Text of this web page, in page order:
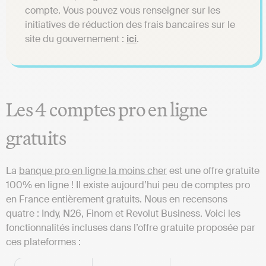
compte. Vous pouvez vous renseigner sur les
initiatives de réduction des frais bancaires sur le
site du gouvernement : ici.
Les 4 comptes pro en ligne
gratuits
La banque pro en ligne la moins cherest une offre gratuite
100% en ligne ! Il existe aujourd’hui peu de comptes pro
en France entièrement gratuits. Nous en recensons
quatre : Indy, N26, Finom et Revolut Business. Voici les
fonctionnalités incluses dans l’offre gratuite proposée par
ces plateformes :